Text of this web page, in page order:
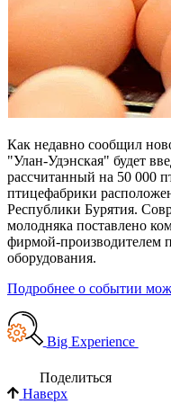
Как недавно сообщил
"Улан-Удэнская" будет
рассчитанный на 50 000
птицефабрики
Республики Бурятия.
молодняка поставлено
фирмой-производителем
оборудования.
Подробнее о событии
Big Experience
Поделиться
Наверх